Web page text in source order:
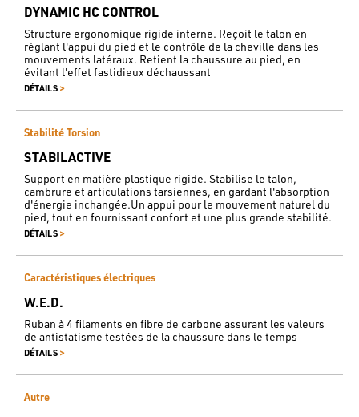
DYNAMIC HC CONTROL
Structure ergonomique rigide interne. Reçoit le talon en
réglant l'appui du pied et le contrôle de la cheville dans les
mouvements latéraux. Retient la chaussure au pied, en
évitant l'effet fastidieux déchaussant
DÉTAILS >
Stabilité Torsion
STABILACTIVE
Support en matière plastique rigide. Stabilise le talon,
cambrure et articulations tarsiennes, en gardant l'absorption
d'énergie inchangée.Un appui pour le mouvement naturel du
pied, tout en fournissant confort et une plus grande stabilité.
DÉTAILS >
Caractéristiques électriques
W.E.D.
Ruban à 4 filaments en fibre de carbone assurant les valeurs
de antistatisme testées de la chaussure dans le temps
DÉTAILS >
Autre